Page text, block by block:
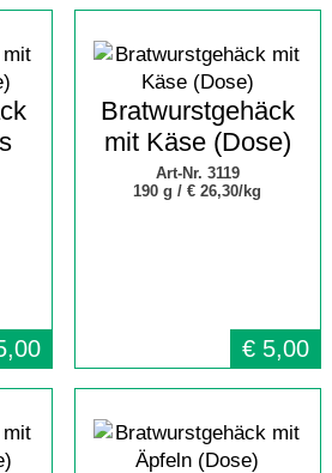
Bratwurstgehäck
mit Käse (Dose)
Art-Nr. 3119
190 g /€ 26,30/kg
€ 5,00